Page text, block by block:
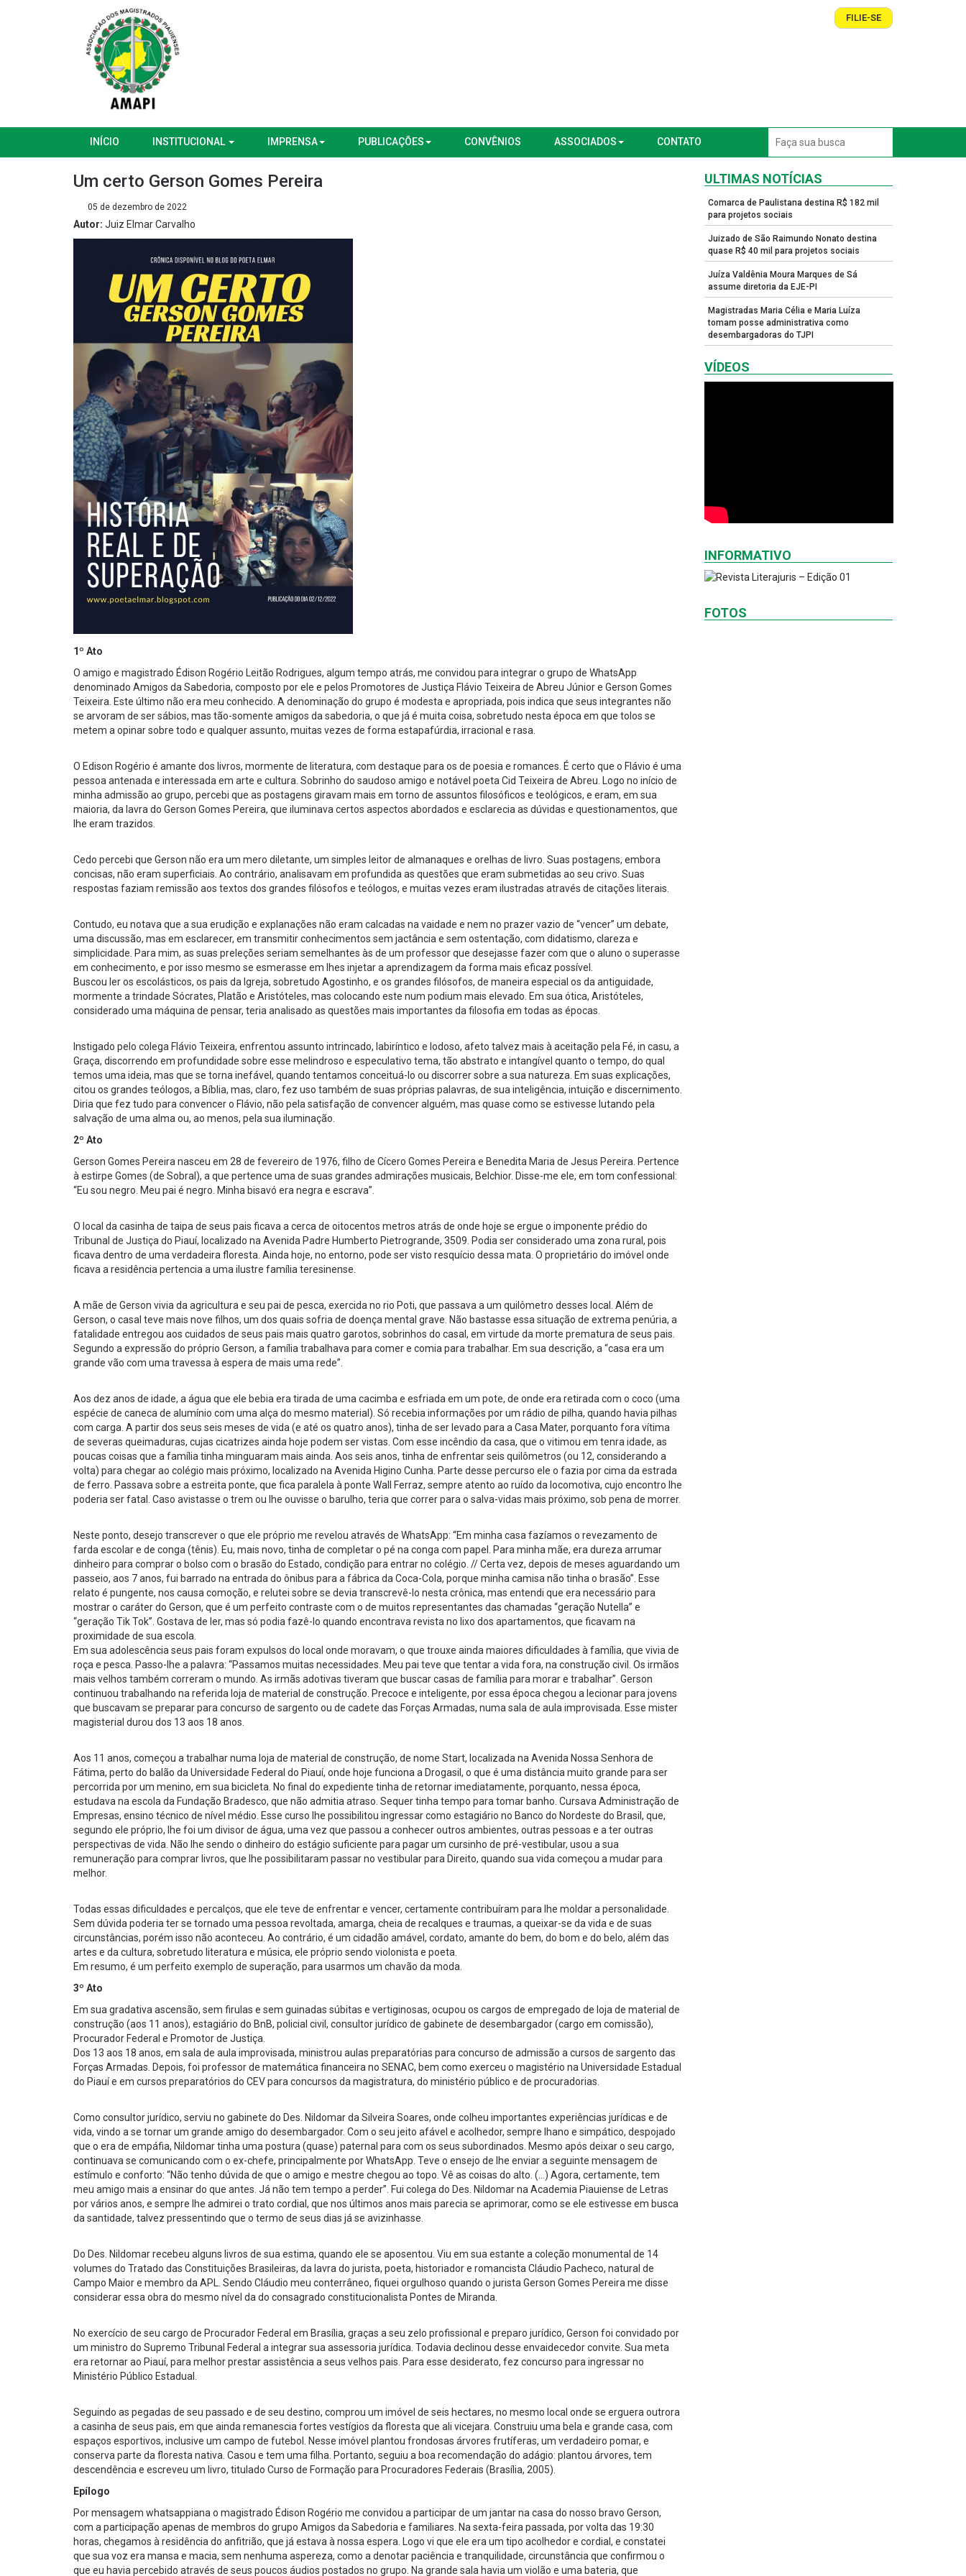
FILIE-SE
INÍCIO INSTITUCIONAL IMPRENSA PUBLICAÇÕES CONVÊNIOS ASSOCIADOS CONTATO
Um certo Gerson Gomes Pereira
05 de dezembro de 2022
Autor: Juiz Elmar Carvalho
1º Ato
O amigo e magistrado Édison Rogério Leitão Rodrigues, algum tempo atrás, me convidou para integrar o grupo de WhatsApp
denominado Amigos da Sabedoria, composto por ele e pelos Promotores de Justiça Flávio Teixeira de Abreu Júnior e Gerson Gomes
Teixeira. Este último não era meu conhecido. A denominação do grupo é modesta e apropriada, pois indica que seus integrantes não
se arvoram de ser sábios, mas tão-somente amigos da sabedoria, o que já é muita coisa, sobretudo nesta época em que tolos se
metem a opinar sobre todo e qualquer assunto, muitas vezes de forma estapafúrdia, irracional e rasa.
O Edison Rogério é amante dos livros, mormente de literatura, com destaque para os de poesia e romances. É certo que o Flávio é uma
pessoa antenada e interessada em arte e cultura. Sobrinho do saudoso amigo e notável poeta Cid Teixeira de Abreu. Logo no início de
minha admissão ao grupo, percebi que as postagens giravam mais em torno de assuntos filosóficos e teológicos, e eram, em sua
maioria, da lavra do Gerson Gomes Pereira, que iluminava certos aspectos abordados e esclarecia as dúvidas e questionamentos, que
lhe eram trazidos.
Cedo percebi que Gerson não era um mero diletante, um simples leitor de almanaques e orelhas de livro. Suas postagens, embora
concisas, não eram superficiais. Ao contrário, analisavam em profundida as questões que eram submetidas ao seu crivo. Suas
respostas faziam remissão aos textos dos grandes filósofos e teólogos, e muitas vezes eram ilustradas através de citações literais.
Contudo, eu notava que a sua erudição e explanações não eram calcadas na vaidade e nem no prazer vazio de “vencer” um debate,
uma discussão, mas em esclarecer, em transmitir conhecimentos sem jactância e sem ostentação, com didatismo, clareza e
simplicidade. Para mim, as suas preleções seriam semelhantes às de um professor que desejasse fazer com que o aluno o superasse
em conhecimento, e por isso mesmo se esmerasse em lhes injetar a aprendizagem da forma mais eficaz possível.
Buscou ler os escolásticos, os pais da Igreja, sobretudo Agostinho, e os grandes filósofos, de maneira especial os da antiguidade,
mormente a trindade Sócrates, Platão e Aristóteles, mas colocando este num podium mais elevado. Em sua ótica, Aristóteles,
considerado uma máquina de pensar, teria analisado as questões mais importantes da filosofia em todas as épocas.
Instigado pelo colega Flávio Teixeira, enfrentou assunto intrincado, labiríntico e lodoso, afeto talvez mais à aceitação pela Fé, in casu, a
Graça, discorrendo em profundidade sobre esse melindroso e especulativo tema, tão abstrato e intangível quanto o tempo, do qual
temos uma ideia, mas que se torna inefável, quando tentamos conceituá-lo ou discorrer sobre a sua natureza. Em suas explicações,
citou os grandes teólogos, a Bíblia, mas, claro, fez uso também de suas próprias palavras, de sua inteligência, intuição e discernimento.
Diria que fez tudo para convencer o Flávio, não pela satisfação de convencer alguém, mas quase como se estivesse lutando pela
salvação de uma alma ou, ao menos, pela sua iluminação.
2º Ato
Gerson Gomes Pereira nasceu em 28 de fevereiro de 1976, filho de Cícero Gomes Pereira e Benedita Maria de Jesus Pereira. Pertence
à estirpe Gomes (de Sobral), a que pertence uma de suas grandes admirações musicais, Belchior. Disse-me ele, em tom confessional:
“Eu sou negro. Meu pai é negro. Minha bisavó era negra e escrava”.
O local da casinha de taipa de seus pais ficava a cerca de oitocentos metros atrás de onde hoje se ergue o imponente prédio do
Tribunal de Justiça do Piauí, localizado na Avenida Padre Humberto Pietrogrande, 3509. Podia ser considerado uma zona rural, pois
ficava dentro de uma verdadeira floresta. Ainda hoje, no entorno, pode ser visto resquício dessa mata. O proprietário do imóvel onde
ficava a residência pertencia a uma ilustre família teresinense.
A mãe de Gerson vivia da agricultura e seu pai de pesca, exercida no rio Poti, que passava a um quilômetro desses local. Além de
Gerson, o casal teve mais nove filhos, um dos quais sofria de doença mental grave. Não bastasse essa situação de extrema penúria, a
fatalidade entregou aos cuidados de seus pais mais quatro garotos, sobrinhos do casal, em virtude da morte prematura de seus pais.
Segundo a expressão do próprio Gerson, a família trabalhava para comer e comia para trabalhar. Em sua descrição, a “casa era um
grande vão com uma travessa à espera de mais uma rede”.
Aos dez anos de idade, a água que ele bebia era tirada de uma cacimba e esfriada em um pote, de onde era retirada com o coco (uma
espécie de caneca de alumínio com uma alça do mesmo material). Só recebia informações por um rádio de pilha, quando havia pilhas
com carga. A partir dos seus seis meses de vida (e até os quatro anos), tinha de ser levado para a Casa Mater, porquanto fora vítima
de severas queimaduras, cujas cicatrizes ainda hoje podem ser vistas. Com esse incêndio da casa, que o vitimou em tenra idade, as
poucas coisas que a família tinha minguaram mais ainda. Aos seis anos, tinha de enfrentar seis quilômetros (ou 12, considerando a
volta) para chegar ao colégio mais próximo, localizado na Avenida Higino Cunha. Parte desse percurso ele o fazia por cima da estrada
de ferro. Passava sobre a estreita ponte, que fica paralela à ponte Wall Ferraz, sempre atento ao ruído da locomotiva, cujo encontro lhe
poderia ser fatal. Caso avistasse o trem ou lhe ouvisse o barulho, teria que correr para o salva-vidas mais próximo, sob pena de morrer.
Neste ponto, desejo transcrever o que ele próprio me revelou através de WhatsApp: “Em minha casa fazíamos o revezamento de
farda escolar e de conga (tênis). Eu, mais novo, tinha de completar o pé na conga com papel. Para minha mãe, era dureza arrumar
dinheiro para comprar o bolso com o brasão do Estado, condição para entrar no colégio. // Certa vez, depois de meses aguardando um
passeio, aos 7 anos, fui barrado na entrada do ônibus para a fábrica da Coca-Cola, porque minha camisa não tinha o brasão”. Esse
relato é pungente, nos causa comoção, e relutei sobre se devia transcrevê-lo nesta crônica, mas entendi que era necessário para
mostrar o caráter do Gerson, que é um perfeito contraste com o de muitos representantes das chamadas “geração Nutella” e
“geração Tik Tok”. Gostava de ler, mas só podia fazê-lo quando encontrava revista no lixo dos apartamentos, que ficavam na
proximidade de sua escola.
Em sua adolescência seus pais foram expulsos do local onde moravam, o que trouxe ainda maiores dificuldades à família, que vivia de
roça e pesca. Passo-lhe a palavra: “Passamos muitas necessidades. Meu pai teve que tentar a vida fora, na construção civil. Os irmãos
mais velhos também correram o mundo. As irmãs adotivas tiveram que buscar casas de família para morar e trabalhar”. Gerson
continuou trabalhando na referida loja de material de construção. Precoce e inteligente, por essa época chegou a lecionar para jovens
que buscavam se preparar para concurso de sargento ou de cadete das Forças Armadas, numa sala de aula improvisada. Esse mister
magisterial durou dos 13 aos 18 anos.
Aos 11 anos, começou a trabalhar numa loja de material de construção, de nome Start, localizada na Avenida Nossa Senhora de
Fátima, perto do balão da Universidade Federal do Piauí, onde hoje funciona a Drogasil, o que é uma distância muito grande para ser
percorrida por um menino, em sua bicicleta. No final do expediente tinha de retornar imediatamente, porquanto, nessa época,
estudava na escola da Fundação Bradesco, que não admitia atraso. Sequer tinha tempo para tomar banho. Cursava Administração de
Empresas, ensino técnico de nível médio. Esse curso lhe possibilitou ingressar como estagiário no Banco do Nordeste do Brasil, que,
segundo ele próprio, lhe foi um divisor de água, uma vez que passou a conhecer outros ambientes, outras pessoas e a ter outras
perspectivas de vida. Não lhe sendo o dinheiro do estágio suficiente para pagar um cursinho de pré-vestibular, usou a sua
remuneração para comprar livros, que lhe possibilitaram passar no vestibular para Direito, quando sua vida começou a mudar para
melhor.
Todas essas dificuldades e percalços, que ele teve de enfrentar e vencer, certamente contribuíram para lhe moldar a personalidade.
Sem dúvida poderia ter se tornado uma pessoa revoltada, amarga, cheia de recalques e traumas, a queixar-se da vida e de suas
circunstâncias, porém isso não aconteceu. Ao contrário, é um cidadão amável, cordato, amante do bem, do bom e do belo, além das
artes e da cultura, sobretudo literatura e música, ele próprio sendo violonista e poeta.
Em resumo, é um perfeito exemplo de superação, para usarmos um chavão da moda.
3º Ato
Em sua gradativa ascensão, sem firulas e sem guinadas súbitas e vertiginosas, ocupou os cargos de empregado de loja de material de
construção (aos 11 anos), estagiário do BnB, policial civil, consultor jurídico de gabinete de desembargador (cargo em comissão),
Procurador Federal e Promotor de Justiça.
Dos 13 aos 18 anos, em sala de aula improvisada, ministrou aulas preparatórias para concurso de admissão a cursos de sargento das
Forças Armadas. Depois, foi professor de matemática financeira no SENAC, bem como exerceu o magistério na Universidade Estadual
do Piauí e em cursos preparatórios do CEV para concursos da magistratura, do ministério público e de procuradorias.
Como consultor jurídico, serviu no gabinete do Des. Nildomar da Silveira Soares, onde colheu importantes experiências jurídicas e de
vida, vindo a se tornar um grande amigo do desembargador. Com o seu jeito afável e acolhedor, sempre lhano e simpático, despojado
que o era de empáfia, Nildomar tinha uma postura (quase) paternal para com os seus subordinados. Mesmo após deixar o seu cargo,
continuava se comunicando com o ex-chefe, principalmente por WhatsApp. Teve o ensejo de lhe enviar a seguinte mensagem de
estímulo e conforto: “Não tenho dúvida de que o amigo e mestre chegou ao topo. Vê as coisas do alto. (…) Agora, certamente, tem
meu amigo mais a ensinar do que antes. Já não tem tempo a perder”. Fui colega do Des. Nildomar na Academia Piauiense de Letras
por vários anos, e sempre lhe admirei o trato cordial, que nos últimos anos mais parecia se aprimorar, como se ele estivesse em busca
da santidade, talvez pressentindo que o termo de seus dias já se avizinhasse.
Do Des. Nildomar recebeu alguns livros de sua estima, quando ele se aposentou. Viu em sua estante a coleção monumental de 14
volumes do Tratado das Constituições Brasileiras, da lavra do jurista, poeta, historiador e romancista Cláudio Pacheco, natural de
Campo Maior e membro da APL. Sendo Cláudio meu conterrâneo, fiquei orgulhoso quando o jurista Gerson Gomes Pereira me disse
considerar essa obra do mesmo nível da do consagrado constitucionalista Pontes de Miranda.
No exercício de seu cargo de Procurador Federal em Brasília, graças a seu zelo profissional e preparo jurídico, Gerson foi convidado por
um ministro do Supremo Tribunal Federal a integrar sua assessoria jurídica. Todavia declinou desse envaidecedor convite. Sua meta
era retornar ao Piauí, para melhor prestar assistência a seus velhos pais. Para esse desiderato, fez concurso para ingressar no
Ministério Público Estadual.
Seguindo as pegadas de seu passado e de seu destino, comprou um imóvel de seis hectares, no mesmo local onde se erguera outrora
a casinha de seus pais, em que ainda remanescia fortes vestígios da floresta que ali vicejara. Construiu uma bela e grande casa, com
espaços esportivos, inclusive um campo de futebol. Nesse imóvel plantou frondosas árvores frutíferas, um verdadeiro pomar, e
conserva parte da floresta nativa. Casou e tem uma filha. Portanto, seguiu a boa recomendação do adágio: plantou árvores, tem
descendência e escreveu um livro, titulado Curso de Formação para Procuradores Federais (Brasília, 2005).
Epílogo
Por mensagem whatsappiana o magistrado Édison Rogério me convidou a participar de um jantar na casa do nosso bravo Gerson,
com a participação apenas de membros do grupo Amigos da Sabedoria e familiares. Na sexta-feira passada, por volta das 19:30
horas, chegamos à residência do anfitrião, que já estava à nossa espera. Logo vi que ele era um tipo acolhedor e cordial, e constatei
que sua voz era mansa e macia, sem nenhuma aspereza, como a denotar paciência e tranquilidade, circunstância que confirmou o
que eu havia percebido através de seus poucos áudios postados no grupo. Na grande sala havia um violão e uma bateria, que
ULTIMAS NOTÍCIAS
Comarca de Paulistana destina R$ 182 mil
para projetos sociais
Juizado de São Raimundo Nonato destina
quase R$ 40 mil para projetos sociais
Juíza Valdênia Moura Marques de Sá
assume diretoria da EJE-PI
Magistradas Maria Célia e Maria Luíza
tomam posse administrativa como
desembargadoras do TJPI
VÍDEOS
INFORMATIVO
FOTOS